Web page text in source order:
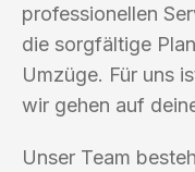
professionellen
die sorgfältige
Umzüge. Für uns
wir gehen auf
Unser Team